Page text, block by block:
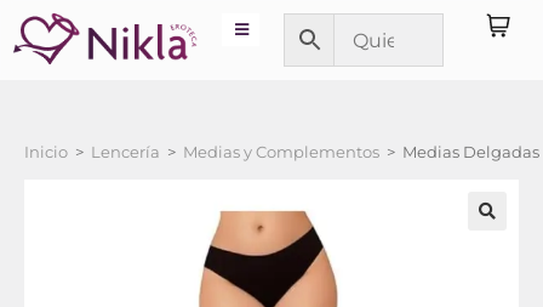
Inicio > Lencería > Medias y Complementos > Medias